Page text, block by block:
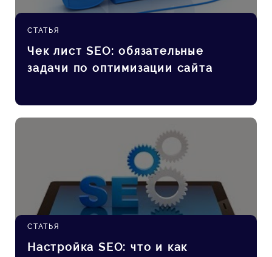
СТАТЬЯ
Чек лист SEO: обязательные
задачи по оптимизации сайта
СТАТЬЯ
Настройка SEO: что и как